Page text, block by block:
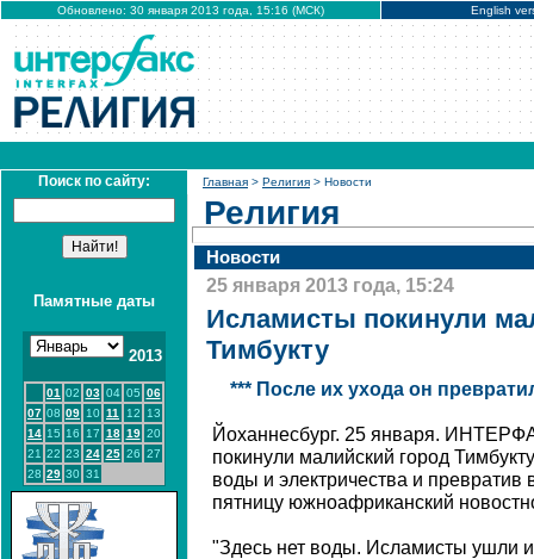
Обновлено: 30 января 2013 года, 15:16 (МСК) English
Поиск по сайту:
Памятные даты
2013
01 02 03 04 05 06
07 08 09 10 11 12
13
14 15 16 17 18 19 20
21 22 23 24 25 26 27
28 29 30 31
Главная > Религия > Новости
Религия
Новости
25 января 2013 года, 15:24
Исламисты покинули
Тимбукту
*** После их ухода он
Йоханнесбург. 25 января.
покинули малийский город
воды и электричества и превратив
пятницу южноафриканский
"Здесь нет воды. Исламисты ушли